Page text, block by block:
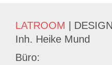
LATROOM
|
Inh. Heike Mund
Büro: